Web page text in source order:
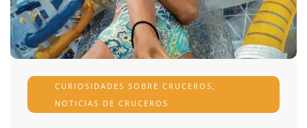
CURIOSIDADES SOBRE CRUCEROS,
NOTICIAS DE CRUCEROS